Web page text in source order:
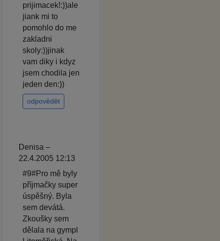
prijimacek!:))ale
jiank mi to
pomohlo do me
zakladni
skoly:))jinak
vam diky i kdyz
jsem chodila jen
jeden den:))
odpovědět
Denisa –
22.4.2005 12:13
#9#Pro mě byly
příjmačky super
úspěšný. Byla
sem devátá.
Zkoušky sem
dělala na gympl